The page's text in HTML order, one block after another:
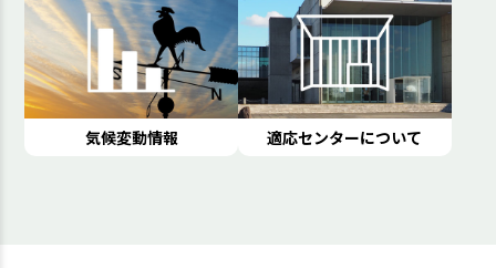
気候変動情報 適応センターについて